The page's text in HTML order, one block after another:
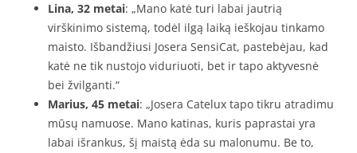
Lina, 32 metai: „Mano katė turi labai jautrią
virškinimo sistemą, todėl ilgą laiką ieškojau tinkamo
maisto. Išbandžiusi Josera SensiCat, pastebėjau, kad
katė ne tik nustojo viduriuoti, bet ir tapo aktyvesnė
bei žvilganti.“
Marius, 45 metai: „Josera Catelux tapo tikru atradimu
mūsų namuose. Mano katinas, kuris paprastai yra
labai išrankus, šį maistą ėda su malonumu. Be to,